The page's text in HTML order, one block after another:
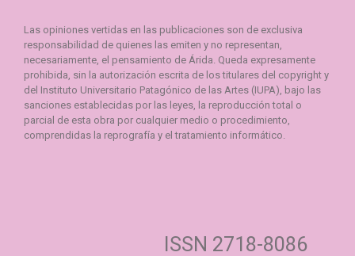
Las opiniones vertidas en las publicaciones son de exclusiva
responsabilidad de quienes las emiten y no representan,
necesariamente, el pensamiento de Árida. Queda expresamente
prohibida, sin la autorización escrita de los titulares del copyright y
del Instituto Universitario Patagónico de las Artes (IUPA), bajo las
sanciones establecidas por las leyes, la reproducción total o
parcial de esta obra por cualquier medio o procedimiento,
comprendidas la reprografía y el tratamiento informático.
ISSN 2718-8086